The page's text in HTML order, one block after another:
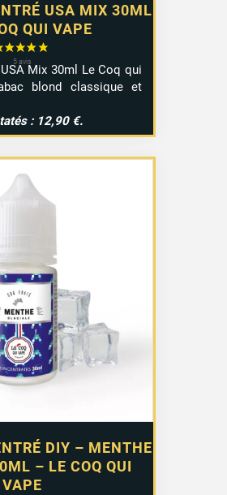
USA MIX 30ML
QUI VAPE
Mix 30ml Le Coq qui
blond classique et
: 12,90 €.
DIY – MENTHE
– LE COQ QUI
VAPE